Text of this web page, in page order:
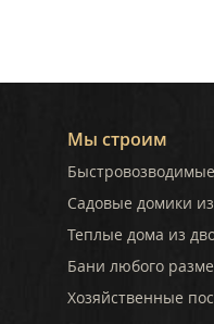
Мы строим
Садовые домики
Теплые дома из
Бани любого
Хозяйственные